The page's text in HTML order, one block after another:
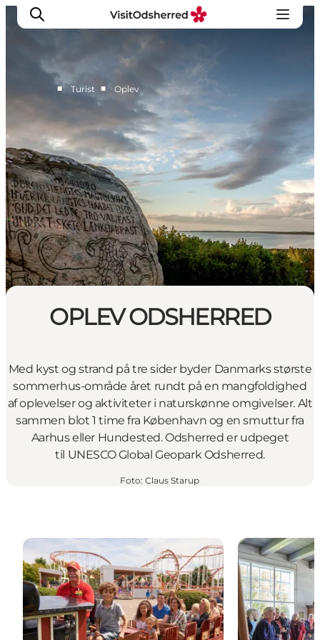
DET SKER
OPLEV
SPIS
OVERNAT
PRAKTISK
NYHEDSBREV
■ Turist ■ Oplev
OPLEV ODSHERRED
Med kyst og strand på tre sider byder Danmarks største
sommerhus-område året rundt på en mangfoldighed
af oplevelser og aktiviteter i naturskønne omgivelser. Alt
sammen blot 1 time fra København og en smuttur fra
Aarhus eller Hundested. Odsherred er udpeget
til UNESCO Global Geopark Odsherred.
Foto: Claus Starup
Sjove børneaktiviteter Levende